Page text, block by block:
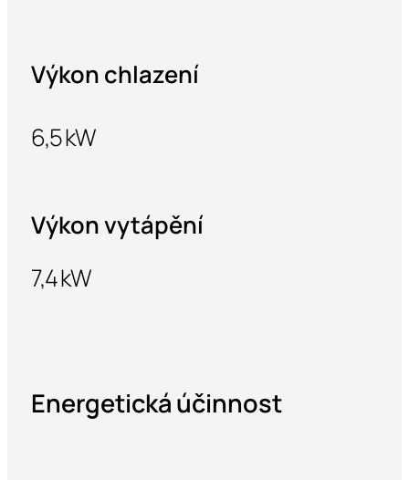
Výkon chlazení
6,5 kW
Výkon vytápění
7,4 kW
Energetická účinnost